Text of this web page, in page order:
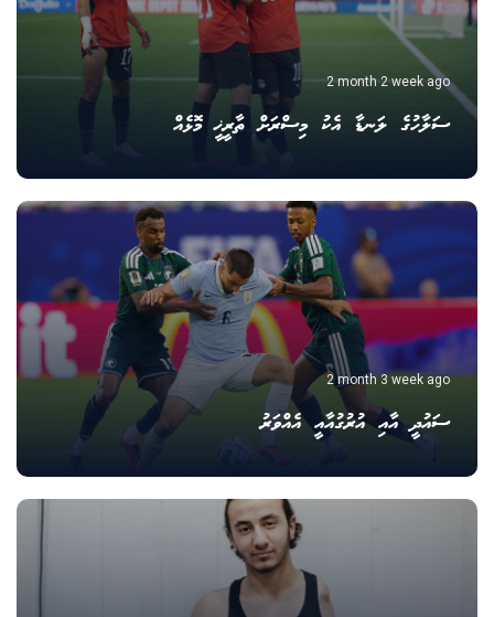
2 month 2 week ago
ސަލާހުގެ ލަނޑާ އެކު މިސްރަށް ތާރީޚީ މޮޅެއް
2 month 3 week ago
ސައުދީ އާއި އުރުގުއާއީ އެއްވަރު